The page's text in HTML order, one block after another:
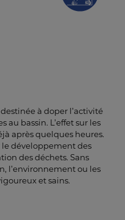
à doper l’activité
bassin. L’effet sur les
après quelques heures.
développement des
des déchets. Sans
l’environnement ou les
et sains.